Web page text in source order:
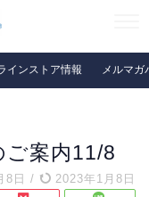
インストア情報 メルマガ
案内11/8
8日 / 2023年1月8日